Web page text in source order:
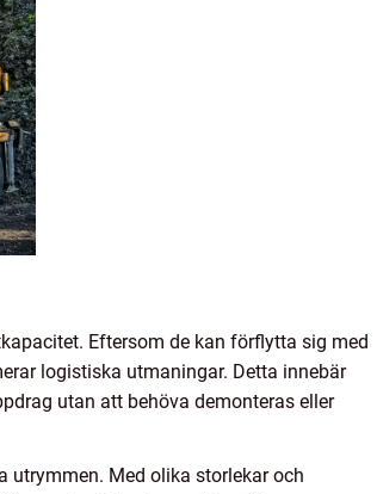
Eftersom de kan förflytta sig med
logistiska utmaningar. Detta innebär
utan att behöva demonteras eller
utrymmen. Med olika storlekar och